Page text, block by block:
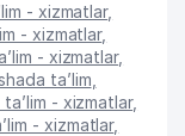
- xizmatlar,
- xizmatlar,
- xizmatlar,
ta’lim
- xizmatlar,
- xizmatlar,